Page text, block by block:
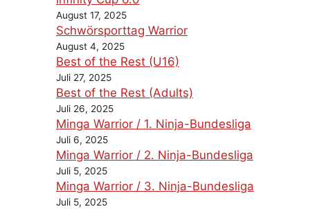
August 17, 2025
Schwörsporttag Warrior
August 4, 2025
Best of the Rest (U16)
Juli 27, 2025
Best of the Rest (Adults)
Juli 26, 2025
Minga Warrior / 1. Ninja-Bundesliga
Juli 6, 2025
Minga Warrior / 2. Ninja-Bundesliga
Juli 5, 2025
Minga Warrior / 3. Ninja-Bundesliga
Juli 5, 2025